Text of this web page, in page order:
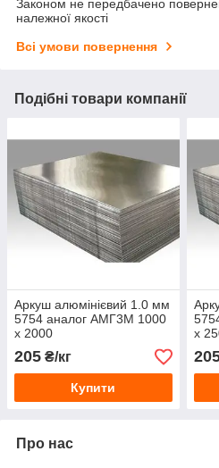
Законом не передбачено
належної якості
Всі умови повернення
Подібні товари компанії
Аркуш алюмінієвий 1.0 мм
5754 аналог АМГ3М 1000
х 2000
205 ₴/кг
Купити
х
Про нас